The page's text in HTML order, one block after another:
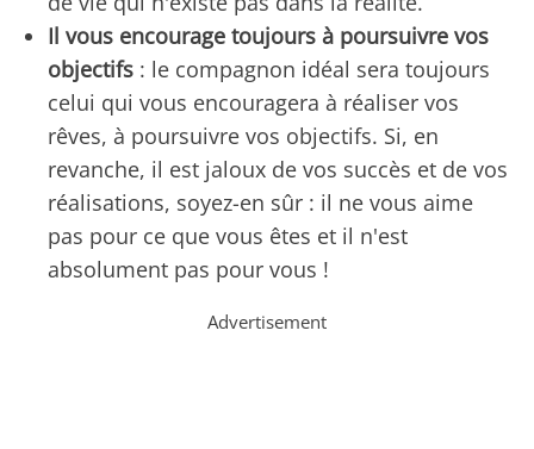
Il vous encourage toujours à poursuivre vos
objectifs : le compagnon idéal sera toujours
celui qui vous encouragera à réaliser vos
rêves, à poursuivre vos objectifs. Si, en
revanche, il est jaloux de vos succès et de vos
réalisations, soyez-en sûr : il ne vous aime
pas pour ce que vous êtes et il n'est
absolument pas pour vous !
Advertisement